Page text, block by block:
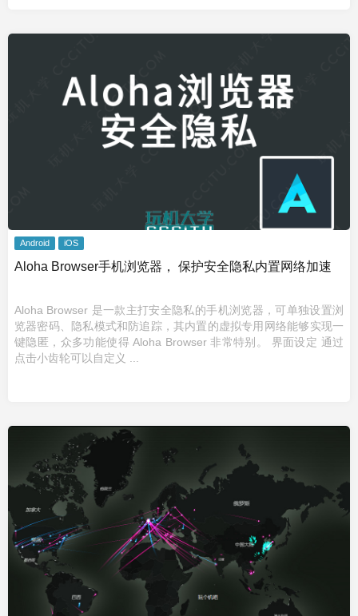
Android iOS
Aloha Browser手机浏览器， 保护安全隐私内置网络加速
Aloha Browser 是一款主打安全隐私的手机浏览器，可单独设置浏
览器密码、隐私模式和防追踪，其内置的虚拟专用网络能够实现一
键隐匿，众多功能使得 Aloha Browser 非常特别。 界面设定 通过
点击小齿轮可以自定义 ...